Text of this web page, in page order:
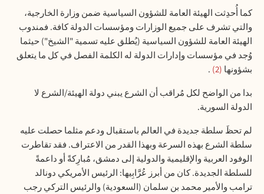
كما أُحدِثت الهيئة العامة للشؤون السياسية ضمن وزارة الخارجية،
والتي تشرف على جميع الوزارات ومؤسسات الدولة كافة. فمندوب
الهيئة العامة للشؤون السياسية (يُطلق عليه تسمية "الشيخ") حيثما
وُجد في مؤسسات وإدارات الدولة له الكلمة الفصل في كل ما يتعلق
بشؤونها 2
.
بدا من الواضح لكل مُراقب أن الشرع يبني دولة الهيئة/الشرع لا
الدولة السورية.
لم تحظَ سلطة جديدة في العالم باستقبال ودعم مثلما حصلت عليه
سلطة الشرع بهذه السرعة وبهذا القدر من الاعتراف. فقد تقاطرت
الوفود العربية والإقليمية والدولية إلى دمشق، مُبارِكةً أو داعمةً
للسلطة الجديدة. كان من أبرز عُرَّابِيها: الرئيس الأمريكي دونالد
ترامب والأمير محمد بن سلمان (السعودية) والرئيس التركي رجب